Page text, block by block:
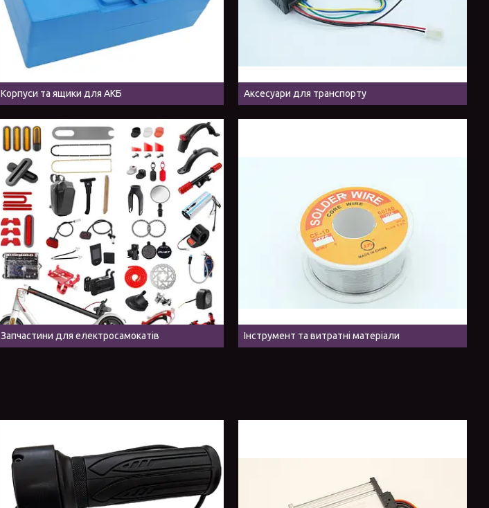
Корпуси та ящики для АКБ Аксесуари для транспорту
Запчастини для електросамокатів Інструмент та витратні матеріали